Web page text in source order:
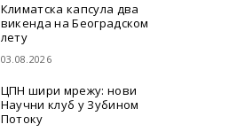
Климатска капсула два
викенда на Београдском
лету
03.08.2026
ЦПН шири мрежу: нови
Научни клуб у Зубином
Потоку